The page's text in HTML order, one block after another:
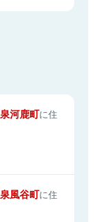
河鹿町に住
風谷町に住